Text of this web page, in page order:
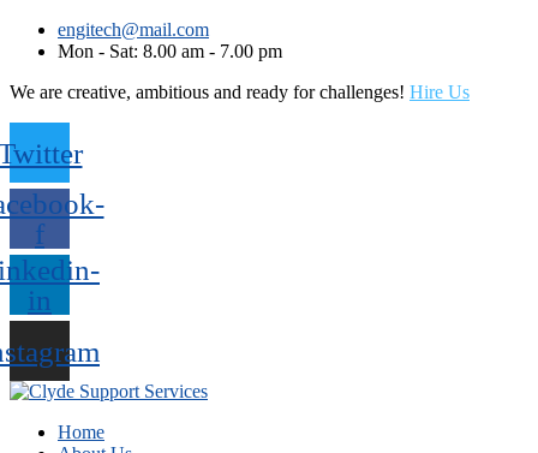
engitech@mail.com
Mon - Sat: 8.00 am - 7.00 pm
We are creative, ambitious and ready for challenges! Hire Us
f
in
Home